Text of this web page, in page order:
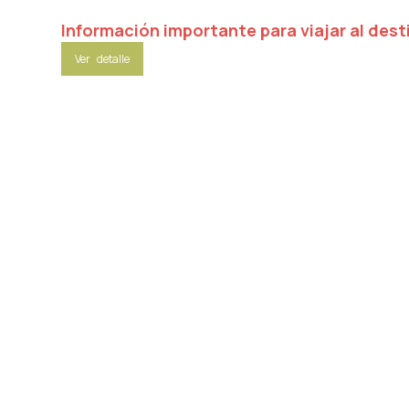
Información importante para viajar al
Ver detalle